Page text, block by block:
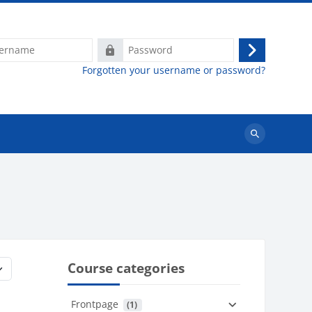
Password
Log
in
Forgotten your username or password?
Search
Course categories
Frontpage (1)